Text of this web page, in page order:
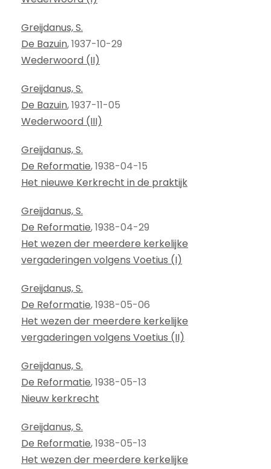
Greijdanus, S.
De Bazuin, 1937-10-29
Wederwoord (II)
Greijdanus, S.
De Bazuin, 1937-11-05
Wederwoord (III)
Greijdanus, S.
De Reformatie, 1938-04-15
Het nieuwe Kerkrecht in de praktijk
Greijdanus, S.
De Reformatie, 1938-04-29
Het wezen der meerdere kerkelijke
vergaderingen volgens Voetius (I)
Greijdanus, S.
De Reformatie, 1938-05-06
Het wezen der meerdere kerkelijke
vergaderingen volgens Voetius (II)
Greijdanus, S.
De Reformatie, 1938-05-13
Nieuw kerkrecht
Greijdanus, S.
De Reformatie, 1938-05-13
Het wezen der meerdere kerkelijke